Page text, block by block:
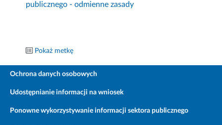
publicznego - odmienne zasady
Pokaż metkę
Ochrona danych osobowych
Udostępnianie informacji na wniosek
Ponowne wykorzystywanie informacji sektora publicznego